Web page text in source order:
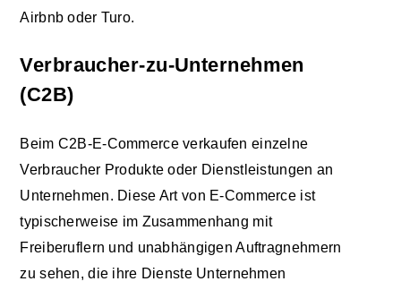
Airbnb oder Turo.
Verbraucher-zu-Unternehmen
(C2B)
Beim C2B-E-Commerce verkaufen einzelne
Verbraucher Produkte oder Dienstleistungen an
Unternehmen. Diese Art von E-Commerce ist
typischerweise im Zusammenhang mit
Freiberuflern und unabhängigen Auftragnehmern
zu sehen, die ihre Dienste Unternehmen